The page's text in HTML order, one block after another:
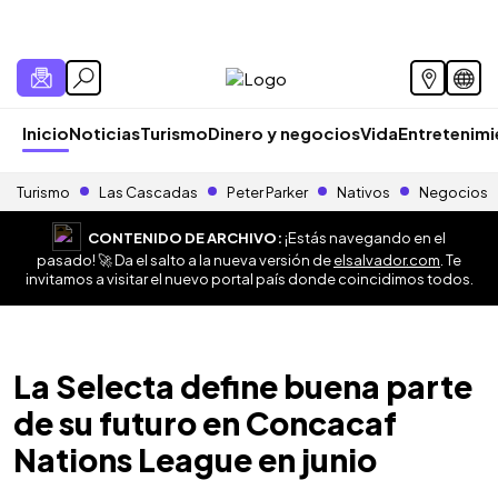
InicioNoticiasTurismoDinero y negociosVida
Turismo Las Cascadas Peter Parker Nativos Negocios
CONTENIDO DE ARCHIVO:¡Estás navegando en el
pasado! 🚀 Da el salto a la nueva versión deelsalvador.com . Te
invitamos a visitar el nuevo portal país donde coincidimos todos.
La Selecta define buena parte
de su futuro en Concacaf
Nations League en junio